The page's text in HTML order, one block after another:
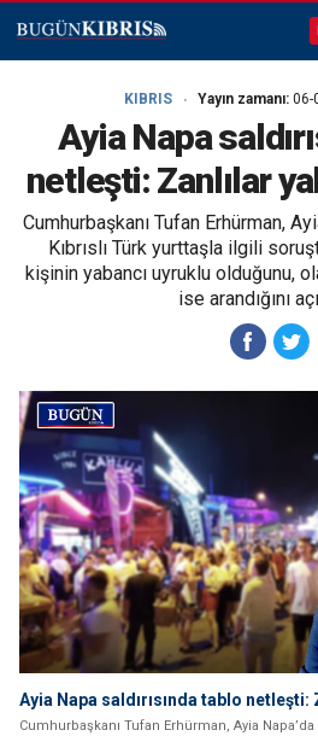
KIBRIS Yayın zamanı: 06-
Ayia Napa
netleşti: Zanlılar
Cumhurbaşkanı Tufan Erhürman,
Kıbrıslı Türk yurttaşla ilgili
kişinin yabancı uyruklu olduğunu,
ise arandığını
Ayia Napa saldırısında tablo netleşti:
Cumhurbaşkanı Tufan Erhürman, Ayia Napa’da